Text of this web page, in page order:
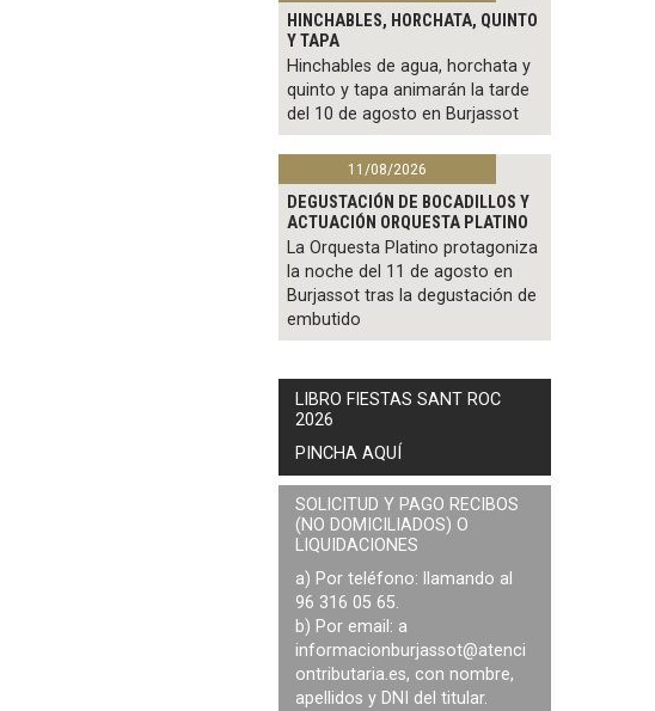
HINCHABLES, HORCHATA, QUINTO
Y TAPA
Hinchables de agua, horchata y
quinto y tapa animarán la tarde
del 10 de agosto en Burjassot
11/08/2026
DEGUSTACIÓN DE BOCADILLOS Y
ACTUACIÓN ORQUESTA PLATINO
La Orquesta Platino protagoniza
la noche del 11 de agosto en
Burjassot tras la degustación de
embutido
LIBRO FIESTAS SANT ROC
2026
PINCHA AQUÍ
SOLICITUD Y PAGO RECIBOS
(NO DOMICILIADOS) O
LIQUIDACIONES
a) Por teléfono: llamando al
96 316 05 65.
b) Por email: a
informacionburjassot@atenci
ontributaria.es, con nombre,
apellidos y DNI del titular.